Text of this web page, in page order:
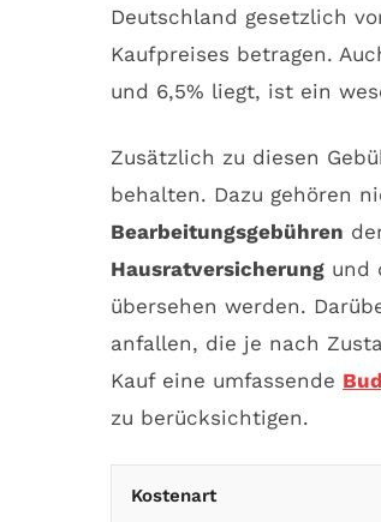
Deutschland gesetzlich
Kaufpreises betragen.
und 6,5% liegt, ist ein
Zusätzlich zu diesen
behalten. Dazu gehören
Bearbeitungsgebühren
Hausratversicherung und
übersehen werden.
anfallen, die je nach
Kauf eine umfassende
zu berücksichtigen.
Kostenart